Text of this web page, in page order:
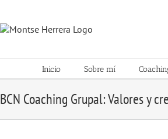
Inicio Sobre mí
BCN Coaching Grupal: Valores y